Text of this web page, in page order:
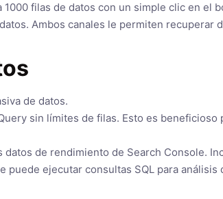
filas de datos con un simple clic en el
Ambos canales le permiten recuperar
de datos.
sin límites de filas. Esto es
de rendimiento de Search Console.
ejecutar consultas SQL para